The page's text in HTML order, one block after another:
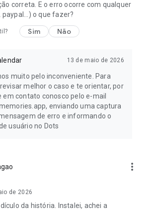
correta. E o erro ocorre com qualquer
o que fazer?
Sim Não
13 de maio de 2026
muito pelo inconveniente. Para
melhor o caso e te orientar, por
contato conosco pelo e-mail
enviando uma captura
de erro e informando o
usuário no Dots
more_vert
de 2026
da história. Instalei, achei a